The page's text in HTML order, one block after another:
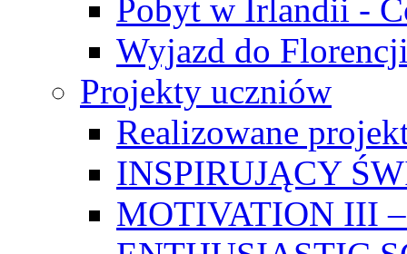
Pobyt w Irlandii -
Wyjazd do
Projekty uczniów
Realizowane
INSPIRUJĄCY
MOTIVATION III